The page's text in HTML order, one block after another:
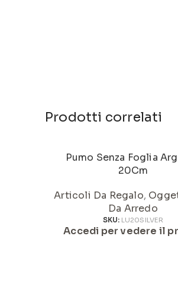
Prodotti correlati
Pumo Senza Foglia
20Cm
Articoli Da Regalo,
Da Arredo
SKU: LU20SILVER
Accedi per vedere il